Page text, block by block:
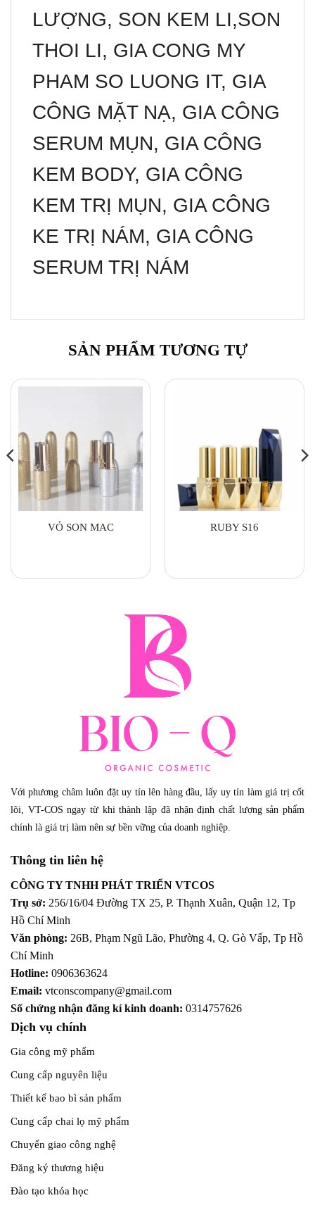
LƯỢNG, SON KEM LI,SON
THOI LI, GIA CONG MY
PHAM SO LUONG IT, GIA
CÔNG MẶT NẠ, GIA CÔNG
SERUM MỤN, GIA CÔNG
KEM BODY, GIA CÔNG
KEM TRỊ MỤN, GIA CÔNG
KE TRỊ NÁM, GIA CÔNG
SERUM TRỊ NÁM
SẢN PHẨM TƯƠNG TỰ
VỎ SON MAC RUBY S16
Với phương châm luôn đặt uy tín lên hàng đầu, lấy uy tín làm giá trị cốt
lõi, VT-COS ngay từ khi thành lập đã nhận định chất lượng sản phẩm
chính là giá trị làm nên sự bền vững của doanh nghiệp.
Thông tin liên hệ
CÔNG TY TNHH PHÁT TRIỂN VTCOS
Trụ sở: 256/16/04 Đường TX 25, P. Thạnh Xuân, Quận 12, Tp
Hồ Chí Minh
Văn phòng: 26B, Phạm Ngũ Lão, Phường 4, Q. Gò Vấp, Tp Hồ
Chí Minh
Hotline: 0906363624
Email: vtconscompany@gmail.com
Số chứng nhận đăng kí kinh doanh: 0314757626
Dịch vụ chính
Gia công mỹ phẩm
Cung cấp nguyên liệu
Thiết kế bao bì sản phẩm
Cung cấp chai lọ mỹ phẩm
Chuyển giao công nghệ
Đăng ký thương hiệu
Đào tạo khóa học